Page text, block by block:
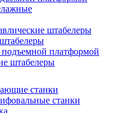
штабелеры
платформой
штабелеры
станки
станки